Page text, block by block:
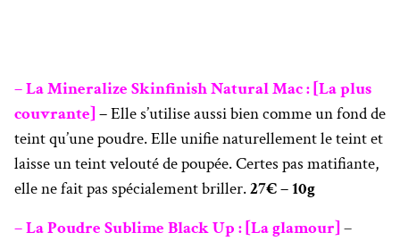
– La Mineralize Skinfinish Natural Mac : [La plus
couvrante] –Elle s’utilise aussi bien comme un fond de
teint qu’une poudre. Elle unifie naturellement le teint et
laisse un teint velouté de poupée. Certes pas matifiante,
elle ne fait pas spécialement briller.27€ – 10g
– La Poudre Sublime Black Up : [La glamour] –